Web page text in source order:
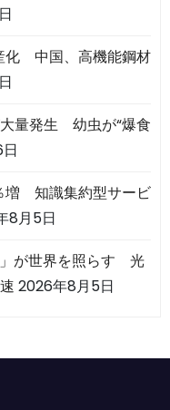
化 中国、高機能鋼材
量発生 幼虫が“爆食
増 知識集約型サービ
8月5日
が世界を照らす 光
2026年8月5日